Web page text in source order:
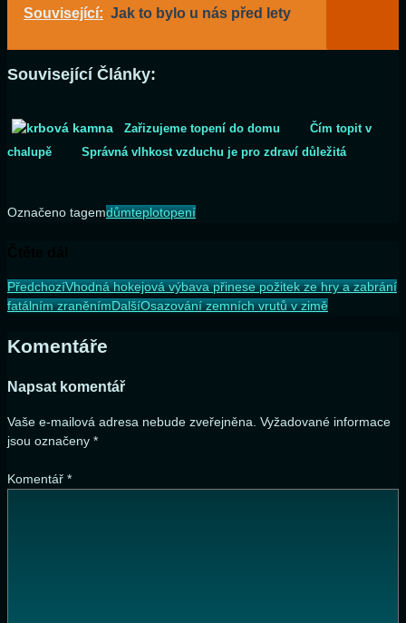
Související: Jak to bylo u nás před lety
Související Články:
Zařizujeme topení do domu
Čím topit v
chalupě
Správná vlhkost vzduchu je pro zdraví důležitá
Označeno tagemdůmteplotopení
PředchozíVhodná hokejová výbava přinese požitek ze hry a zabrání
fatálním zraněnímDalšíOsazování zemních vrutů v zimě
Komentáře
Napsat komentář
Vaše e-mailová adresa nebude zveřejněna. Vyžadované informace
jsou označeny *
Komentář *